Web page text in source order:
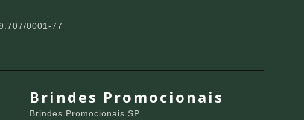
0001-77
Brindes Promocionais
Brindes Promocionais SP